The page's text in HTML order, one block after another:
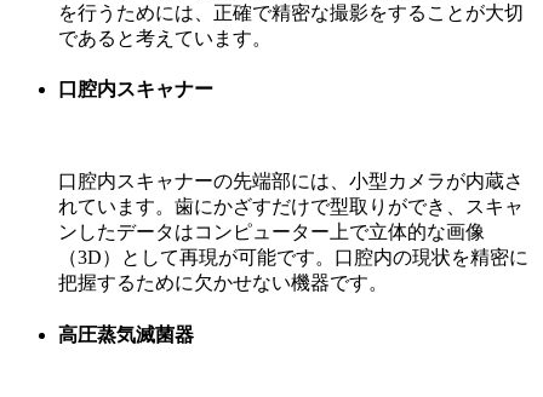
を行うためには、正確で精密な撮影をすることが大切
であると考えています。
口腔内スキャナー
口腔内スキャナーの先端部には、小型カメラが内蔵さ
れています。歯にかざすだけで型取りができ、スキャ
ンしたデータはコンピューター上で立体的な画像
（3D）として再現が可能です。口腔内の現状を精密に
把握するために欠かせない機器です。
高圧蒸気滅菌器